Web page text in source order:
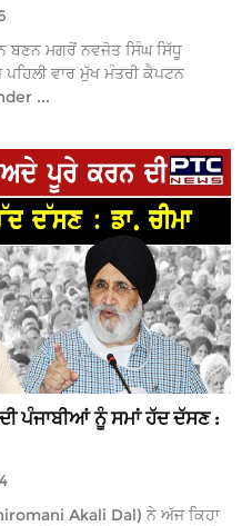
ਬਣਨ ਮਗਰੋਂ ਨਵਜੋਤ ਸਿੰਘ ਸਿੱਧੂ
ਵਾਰ ਮੁੱਖ ਮੰਤਰੀ ਕੈਪਟਨ
...
ਪੰਜਾਬੀਆਂ ਨੂੰ ਸਮਾਂ ਹੱਦ ਦੱਸਣ :
Akali Dal) ਨੇ ਅੱਜ ਕਿਹਾ